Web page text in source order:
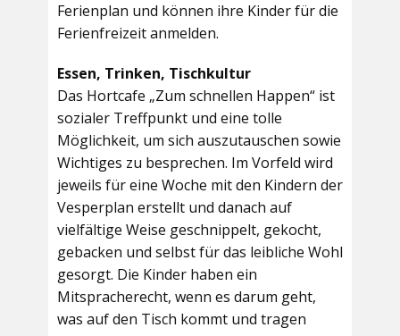
Ferienplan und können ihre Kinder für die
Ferienfreizeit anmelden.
Essen, Trinken, Tischkultur
Das Hortcafe „Zum schnellen Happen“ ist
sozialer Treffpunkt und eine tolle
Möglichkeit, um sich auszutauschen sowie
Wichtiges zu besprechen. Im Vorfeld wird
jeweils für eine Woche mit den Kindern der
Vesperplan erstellt und danach auf
vielfältige Weise geschnippelt, gekocht,
gebacken und selbst für das leibliche Wohl
gesorgt. Die Kinder haben ein
Mitspracherecht, wenn es darum geht,
was auf den Tisch kommt und tragen